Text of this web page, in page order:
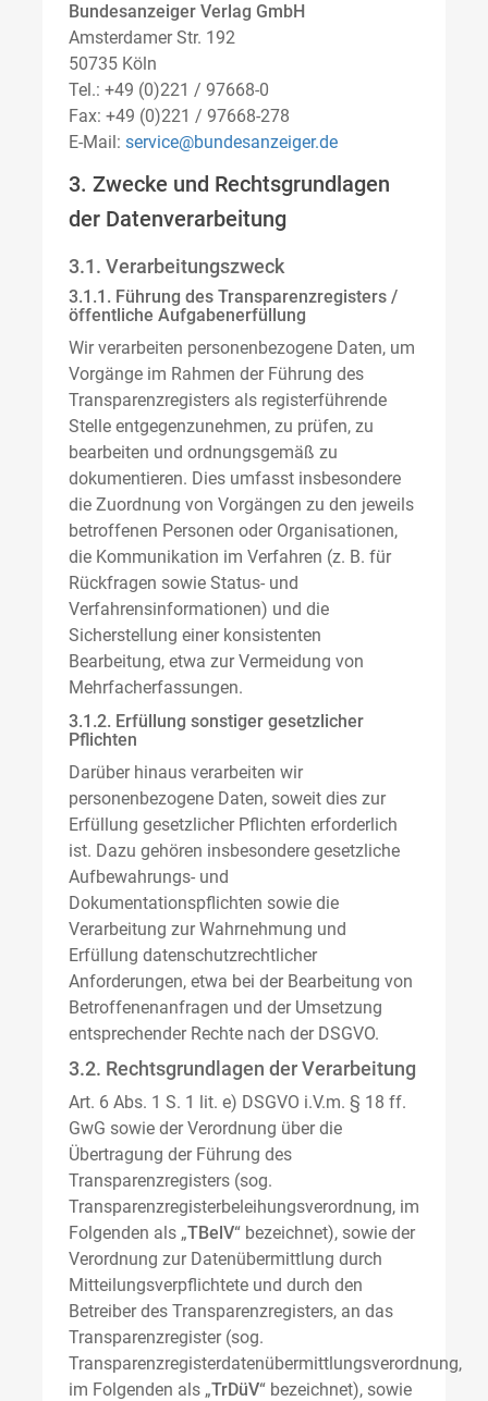
Bundesanzeiger Verlag GmbH
Amsterdamer Str. 192
50735 Köln
Tel.: +49 (0)221 / 97668-0
Fax: +49 (0)221 / 97668-278
E-Mail: service@bundesanzeiger.de
3. Zwecke und Rechtsgrundlagen
der Datenverarbeitung
3.1. Verarbeitungszweck
3.1.1. Führung des Transparenzregisters /
öffentliche Aufgabenerfüllung
Wir verarbeiten personenbezogene Daten, um
Vorgänge im Rahmen der Führung des
Transparenzregisters als registerführende
Stelle entgegenzunehmen, zu prüfen, zu
bearbeiten und ordnungsgemäß zu
dokumentieren. Dies umfasst insbesondere
die Zuordnung von Vorgängen zu den jeweils
betroffenen Personen oder Organisationen,
die Kommunikation im Verfahren (z. B. für
Rückfragen sowie Status- und
Verfahrensinformationen) und die
Sicherstellung einer konsistenten
Bearbeitung, etwa zur Vermeidung von
Mehrfacherfassungen.
3.1.2. Erfüllung sonstiger gesetzlicher
Pflichten
Darüber hinaus verarbeiten wir
personenbezogene Daten, soweit dies zur
Erfüllung gesetzlicher Pflichten erforderlich
ist. Dazu gehören insbesondere gesetzliche
Aufbewahrungs- und
Dokumentationspflichten sowie die
Verarbeitung zur Wahrnehmung und
Erfüllung datenschutzrechtlicher
Anforderungen, etwa bei der Bearbeitung von
Betroffenenanfragen und der Umsetzung
entsprechender Rechte nach der DSGVO.
3.2. Rechtsgrundlagen der Verarbeitung
Art. 6 Abs. 1 S. 1 lit. e) DSGVO i.V.m. § 18 ff.
GwG sowie der Verordnung über die
Übertragung der Führung des
Transparenzregisters (sog.
Transparenzregisterbeleihungsverordnung, im
Folgenden als „TBelV“ bezeichnet), sowie der
Verordnung zur Datenübermittlung durch
Mitteilungsverpflichtete und durch den
Betreiber des Transparenzregisters, an das
Transparenzregister (sog.
Transparenzregisterdatenübermittlungsverordnung,
im Folgenden als „TrDüV“ bezeichnet), sowie